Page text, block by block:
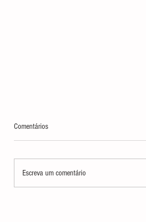
Comentários
Escreva um comentário